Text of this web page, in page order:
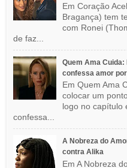
Em Coração
Bragança) tem
com Ronei
de faz...
Quem Ama
confessa amor
Em Quem Ama
colocar um
logo no capítulo
confessa...
A Nobreza do
contra Alika
Em A Nobreza